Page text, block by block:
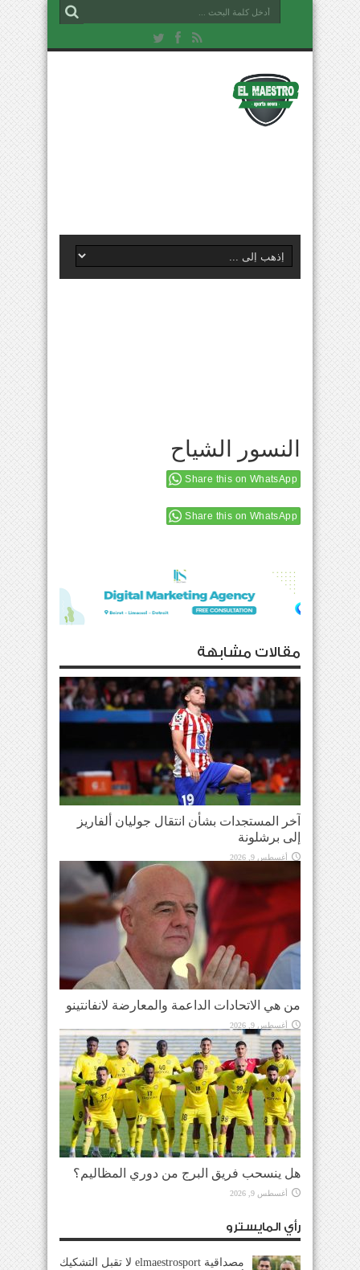
النسور الشياح
Share this on WhatsApp
Share this on WhatsApp
مقالات مشابهة
آخر المستجدات بشأن انتقال جوليان ألفاريز
إلى برشلونة
أغسطس 9, 2026
من هي الاتحادات الداعمة والمعارضة لانفانتينو
أغسطس 9, 2026
هل ينسحب فريق البرج من دوري المظاليم؟
أغسطس 9, 2026
رأي المايسترو
مصداقية elmaestrosport لا تقبل التشكيك